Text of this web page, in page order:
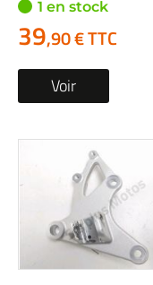
1 en stock
39,90 € TTC
Voir